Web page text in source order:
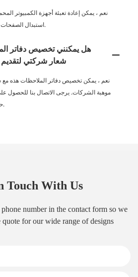
نعم ، يمكن إعادة تعبئة أجهزة الكمبيوتر
استبدال الصفحات بسهولة بمجرد ملءها.
هل يمكنني تخصيص دفاتر
شعار شركتي
نعم ، يمكن تخصيص دفاتر الملاحظات هذه
موهبة الشركات. يرجى الاتصال بنا للحصول
حول خيارات التخصيص.
Touch With Us
number in the contact form so we
quote for our wide range of designs